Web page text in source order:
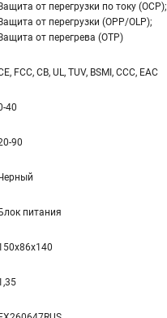
от перегрузки по току (OCP);
от перегрузки (OPP/OLP);
от перегрева (OTP)
FCC, CB, UL, TUV, BSMI, CCC, EAC
40
90
Блок питания